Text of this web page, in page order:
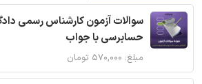
سوالات آزمون کارشناس رسمی
حسابرسی با جواب
مبلغ: ۵۷۰,۰۰۰ تومان